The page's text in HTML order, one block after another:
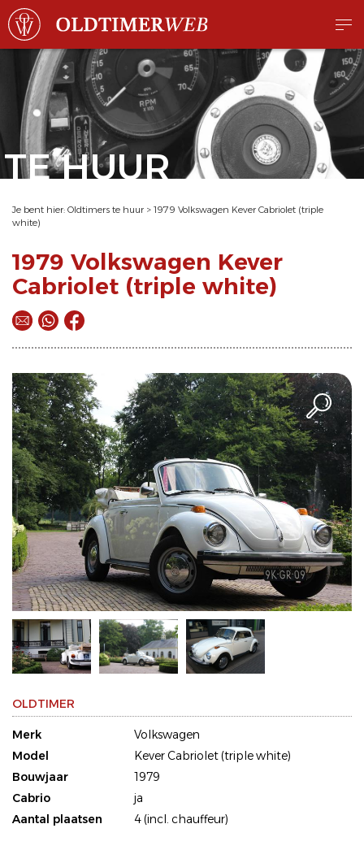
TE HUUR
Je bent hier: Oldtimers te huur > 1979 Volkswagen Kever Cabriolet (triple
white)
1979 Volkswagen Kever
Cabriolet (triple white)
OLDTIMER
Merk
Volkswagen
Model
Kever Cabriolet (triple white)
Bouwjaar
1979
Cabrio
ja
Aantal plaatsen
4 (incl. chauffeur)